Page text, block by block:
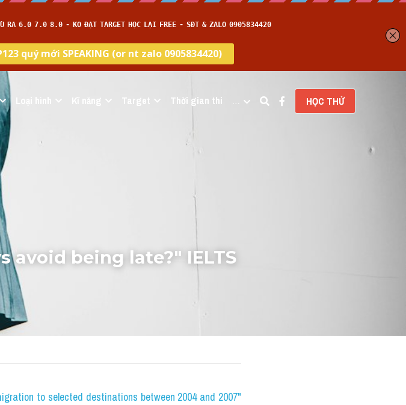
Loại hình Target Thời gian thi … HỌC THỬ
avoid being late?" IELTS
to selected destinations between 2004 and 2007"